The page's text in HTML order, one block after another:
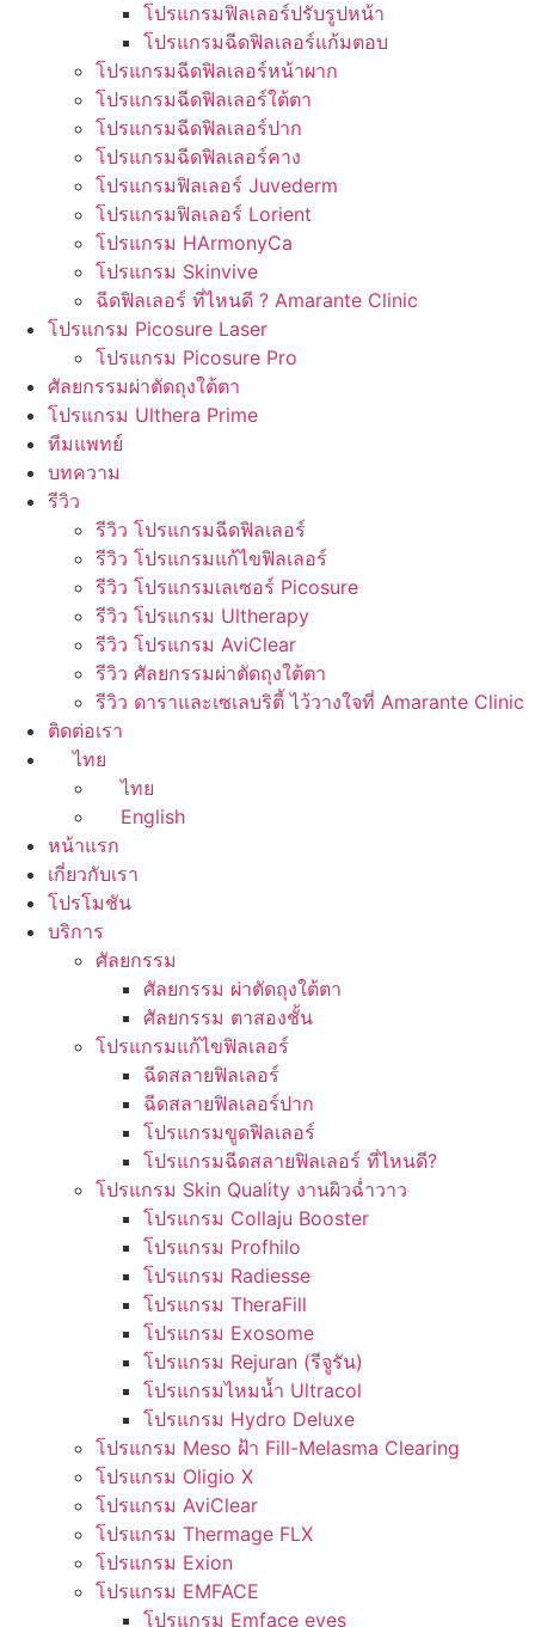
โปรแกรมฟิลเลอร์ปรับรูปหน้า
โปรแกรมฉีดฟิลเลอร์แก้มตอบ
โปรแกรมฉีดฟิลเลอร์หน้าผาก
โปรแกรมฉีดฟิลเลอร์ใต้ตา
โปรแกรมฉีดฟิลเลอร์ปาก
โปรแกรมฉีดฟิลเลอร์คาง
โปรแกรมฟิลเลอร์ Juvederm
โปรแกรมฟิลเลอร์ Lorient
โปรแกรม HArmonyCa
โปรแกรม Skinvive
ฉีดฟิลเลอร์ ที่ไหนดี ? Amarante Clinic
โปรแกรม Picosure Laser
โปรแกรม Picosure Pro
ศัลยกรรมผ่าตัดถุงใต้ตา
โปรแกรม Ulthera Prime
ทีมแพทย์
บทความ
รีวิว
รีวิว โปรแกรมฉีดฟิลเลอร์
รีวิว โปรแกรมแก้ไขฟิลเลอร์
รีวิว โปรแกรมเลเซอร์ Picosure
รีวิว โปรแกรม Ultherapy
รีวิว โปรแกรม AviClear
รีวิว ศัลยกรรมผ่าตัดถุงใต้ตา
รีวิว ดาราและเซเลบริตี้ ไว้วางใจที่ Amarante Clinic
ติดต่อเรา
ไทย
ไทย
English
หน้าแรก
เกี่ยวกับเรา
โปรโมชัน
บริการ
ศัลยกรรม
ศัลยกรรม ผ่าตัดถุงใต้ตา
ศัลยกรรม ตาสองชั้น
โปรแกรมแก้ไขฟิลเลอร์
ฉีดสลายฟิลเลอร์
ฉีดสลายฟิลเลอร์ปาก
โปรแกรมขูดฟิลเลอร์
โปรแกรมฉีดสลายฟิลเลอร์ ที่ไหนดี?
โปรแกรม Skin Quality งานผิวฉ่ำวาว
โปรแกรม Collaju Booster
โปรแกรม Profhilo
โปรแกรม Radiesse
โปรแกรม TheraFill
โปรแกรม Exosome
โปรแกรม Rejuran (รีจูรัน)
โปรแกรมไหมน้ำ Ultracol
โปรแกรม Hydro Deluxe
โปรแกรม Meso ฝ้า Fill-Melasma Clearing
โปรแกรม Oligio X
โปรแกรม AviClear
โปรแกรม Thermage FLX
โปรแกรม Exion
โปรแกรม EMFACE
โปรแกรม Emface eyes